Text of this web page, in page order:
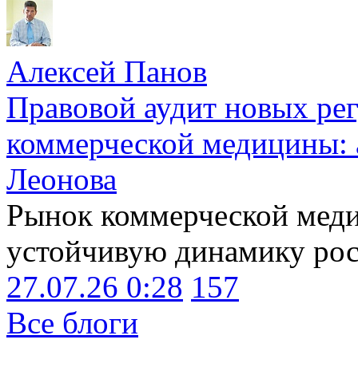
Алексей Панов
Правовой аудит новых
коммерческой медицины:
Леонова
Рынок коммерческой
устойчивую динамику
27.07.26 0:28 157
Все блоги